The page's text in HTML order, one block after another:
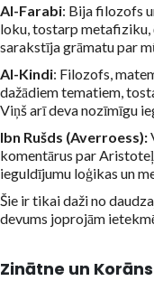
Al-Farabi: Bija filozofs
loku, tostarp
sarakstīja grāmatu par
Al-Kindi: Filozofs,
dažādiem tematiem,
Viņš arī deva nozīmīgu
Ibn Rušds (Averroess):
komentārus par
ieguldījumu loģikas un
Šie ir tikai daži no
devums joprojām
Zinātne un Korāns